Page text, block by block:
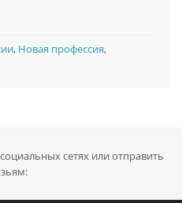
, Новая профессия,
сетях или отправить